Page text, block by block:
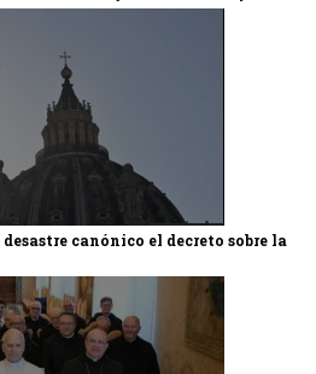
canónico el decreto sobre la